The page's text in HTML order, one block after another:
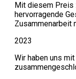
Mit diesem Preis
hervorragende
Zusammenarbeit
2023
Wir haben uns